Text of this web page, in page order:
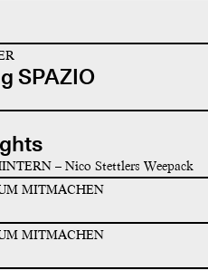
SPAZIO
– Nico Stettlers Weepack
MITMACHEN
MITMACHEN